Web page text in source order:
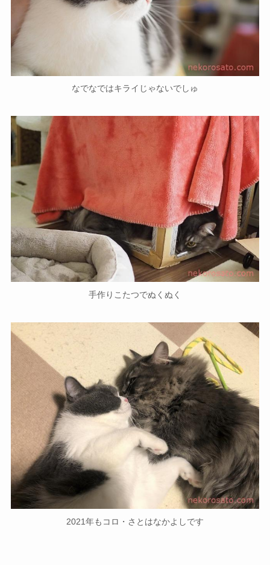
なでなではキライじゃないでしゅ
手作りこたつでぬくぬく
2021年もコロ・さとはなかよしです